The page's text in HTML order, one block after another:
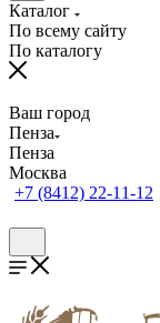
Каталог
По всему сайту
По каталогу
Ваш город
Пенза
Пенза
Москва
+7 (8412) 22-11-12